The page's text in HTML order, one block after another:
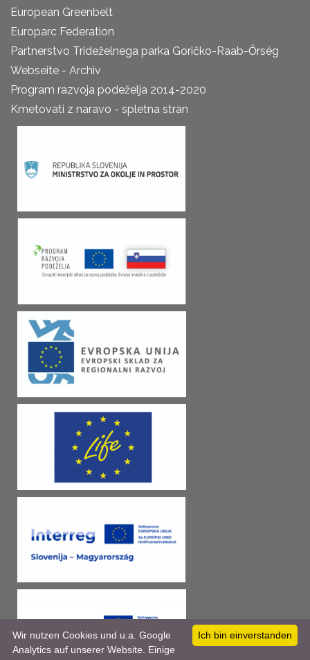
European Greenbelt
Europarc Federation
Partnerstvo Trideželnega parka Goričko-Raab-Őrség
Webseite - Archiv
Program razvoja podeželja 2014-2020
Kmetovati z naravo - spletna stran
Ich bin einverstanden
Wir nutzen Cookies und u.a. Google
Analytics auf unserer Website. Einige